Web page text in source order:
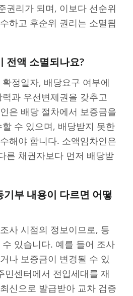
권리가 되며, 이보다 선순위
하고 후순위 권리는 소멸됩
전액 소멸되나요?
정일자, 배당요구 여부에
과 우선변제권을 갖추고
은 배당 절차에서 보증금을
수 있으며, 배당받지 못한
해야 합니다. 소액임차인은
른 채권자보다 먼저 배당받
기부 내용이 다르면 어떻
사 시점의 정보이므로, 등
있습니다. 예를 들어 조사
나 보증금이 변경될 수 있
민센터에서 전입세대를 재
신으로 발급받아 교차 검증